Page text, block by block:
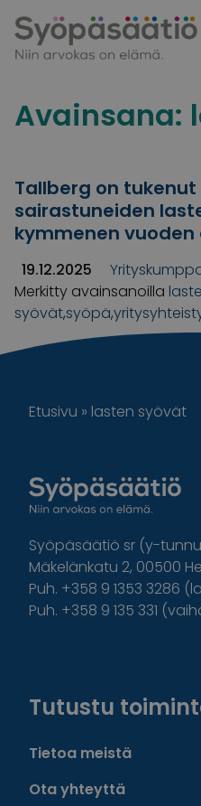
Avainsana:
Tallberg on
sairastuneiden
kymmenen vuoden
19.12.2025
Merkitty avainsanoilla
syövät,syöpä,
Etusivu » lasten syövät
Syöpäsäätiö sr (y-
Mäkelänkatu 2, 00500
Puh. +358 9 1353 3286
Puh. +358 9 135 331
Tutustu
Tietoa meistä
Ota yhteyttä